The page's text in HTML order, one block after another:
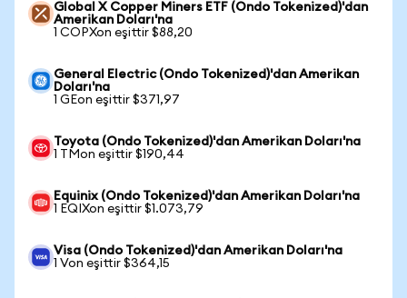
Global X Copper Miners ETF (Ondo Tokenized)'dan
Amerikan Doları'na
1 COPXon eşittir $88,20
General Electric (Ondo Tokenized)'dan Amerikan
Doları'na
1 GEon eşittir $371,97
Toyota (Ondo Tokenized)'dan Amerikan Doları'na
1 TMon eşittir $190,44
Equinix (Ondo Tokenized)'dan Amerikan Doları'na
1 EQIXon eşittir $1.073,79
Visa (Ondo Tokenized)'dan Amerikan Doları'na
1 Von eşittir $364,15